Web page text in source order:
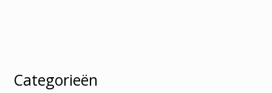
Categorieën